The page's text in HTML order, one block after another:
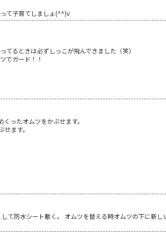
て子育てしましょ(^^)v
るときは必ずしっこが飛んできました（笑）
でガード！！
ったオムツをかぶせます。
ます。
て防水シート敷く。 オムツを替える時オムツの下に新